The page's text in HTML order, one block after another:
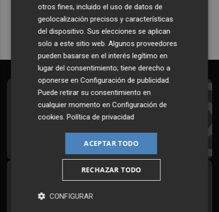
Quiero suscribirme
Suscríbete al Boletín
Todos los días a primera hora en tu email
Síguenos en redes
Plaza Podcast, desde cualquier medio
otros fines, incluido el uso de datos de
geolocalización precisos y características
del dispositivo. Sus elecciones se aplican
solo a este sitio web. Algunos proveedores
pueden basarse en el interés legítimo en
lugar del consentimiento; tiene derecho a
oponerse enConfiguración de publicidad.
Puede retirar su consentimiento en
cualquier momento enConfiguración de
cookies.Política de privacidad
ACEPTAR TODO
RECHAZAR TODO
CONFIGURAR